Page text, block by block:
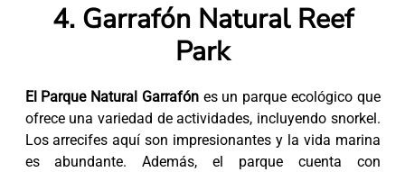
4. Garrafón Natural Reef
Park
El Parque Natural Garrafónes un parque ecológico que
ofrece una variedad de actividades, incluyendo snorkel.
Los arrecifes aquí son impresionantes y la vida marina
es abundante. Además, el parque cuenta con